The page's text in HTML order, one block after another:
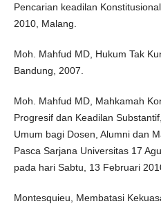
Pencarian keadilan
2010, Malang.
Moh. Mahfud MD, Hukum Tak
Bandung, 2007.
Moh. Mahfud MD, Mahkamah
Progresif dan Keadilan
Umum bagi Dosen, Alumni dan
Pasca Sarjana Universitas 17
pada hari Sabtu, 13 Februari
Montesquieu, Membatasi